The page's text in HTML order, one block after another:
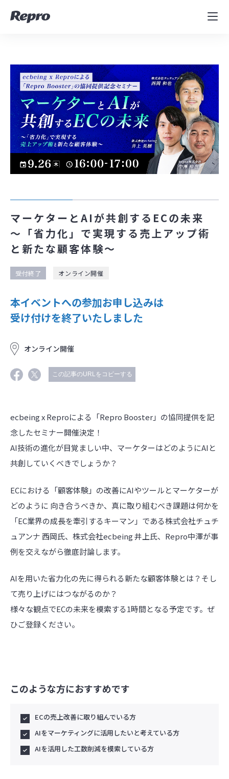
MAツール
コンサルティング
導入事例
セミナー／イベント
資料／コンテンツ
マーケターとAIが共創するECの未来
〜「省力化」で実現する売上アップ術
と新たな顧客体験〜
受付終了 オンライン開催
本イベントへの参加お申し込みは
受け付けを終了いたしました
オンライン開催
この記事のURLをコピーする
ecbeing x Reproによる「Repro Booster」の協同提供を記
念したセミナー開催決定！
AI技術の進化が目覚ましい中、マーケターはどのようにAIと
共創していくべきでしょうか？
ECにおける「顧客体験」の改善にAIやツールとマーケターが
どのように 向き合うべきか、真に取り組むべき課題は何かを
「EC業界の成長を牽引するキーマン」である株式会社チュチ
ュアンナ 西岡氏、株式会社ecbeing 井上氏、Repro中澤が事
例を交えながら徹底討論します。
AIを用いた省力化の先に得られる新たな顧客体験とは？そし
て売り上げにはつながるのか？
様々な観点でECの未来を模索する1時間となる予定です。ぜ
ひご登録ください。
このような方におすすめです
ECの売上改善に取り組んでいる方
AIをマーケティングに活用したいと考えている方
AIを活用した工数削減を模索している方